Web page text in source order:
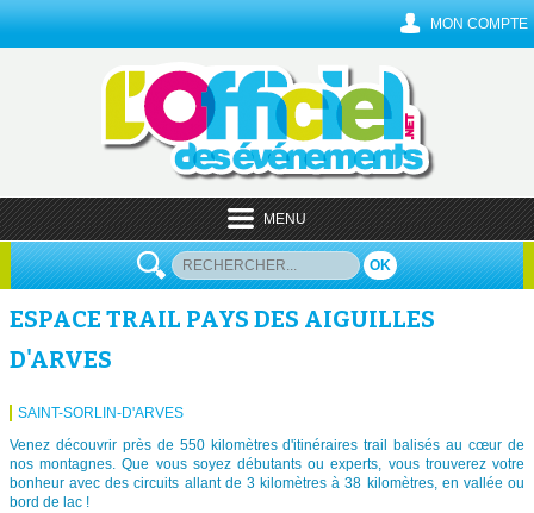
MON COMPTE
MENU
OK
ESPACE TRAIL PAYS DES AIGUILLES
D'ARVES
SAINT-SORLIN-D'ARVES
Venez découvrir près de 550 kilomètres d'itinéraires trail balisés au cœur de
nos montagnes. Que vous soyez débutants ou experts, vous trouverez votre
bonheur avec des circuits allant de 3 kilomètres à 38 kilomètres, en vallée ou
bord de lac !